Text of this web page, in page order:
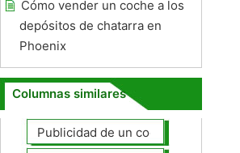
Cómo vender un coche a los
depósitos de chatarra en
Phoenix
Columnas similares
Publicidad de un coche para la venta